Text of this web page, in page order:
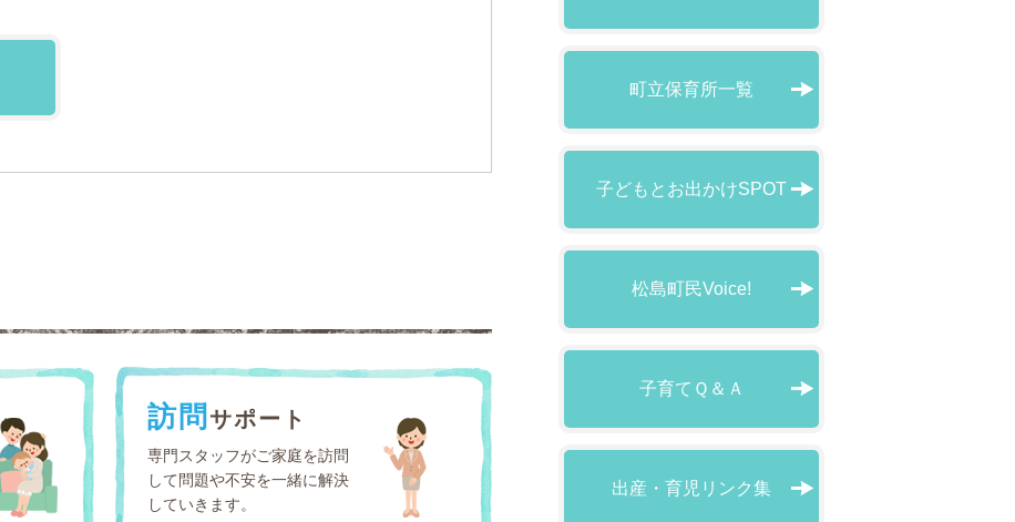
訪問 サポート
専門スタッフがご家庭を訪問
して問題や不安を一緒に解決
していきます。
町立保育所一覧
子どもとお出かけSPOT
松島町民Voice!
子育てＱ＆Ａ
出産・育児リンク集